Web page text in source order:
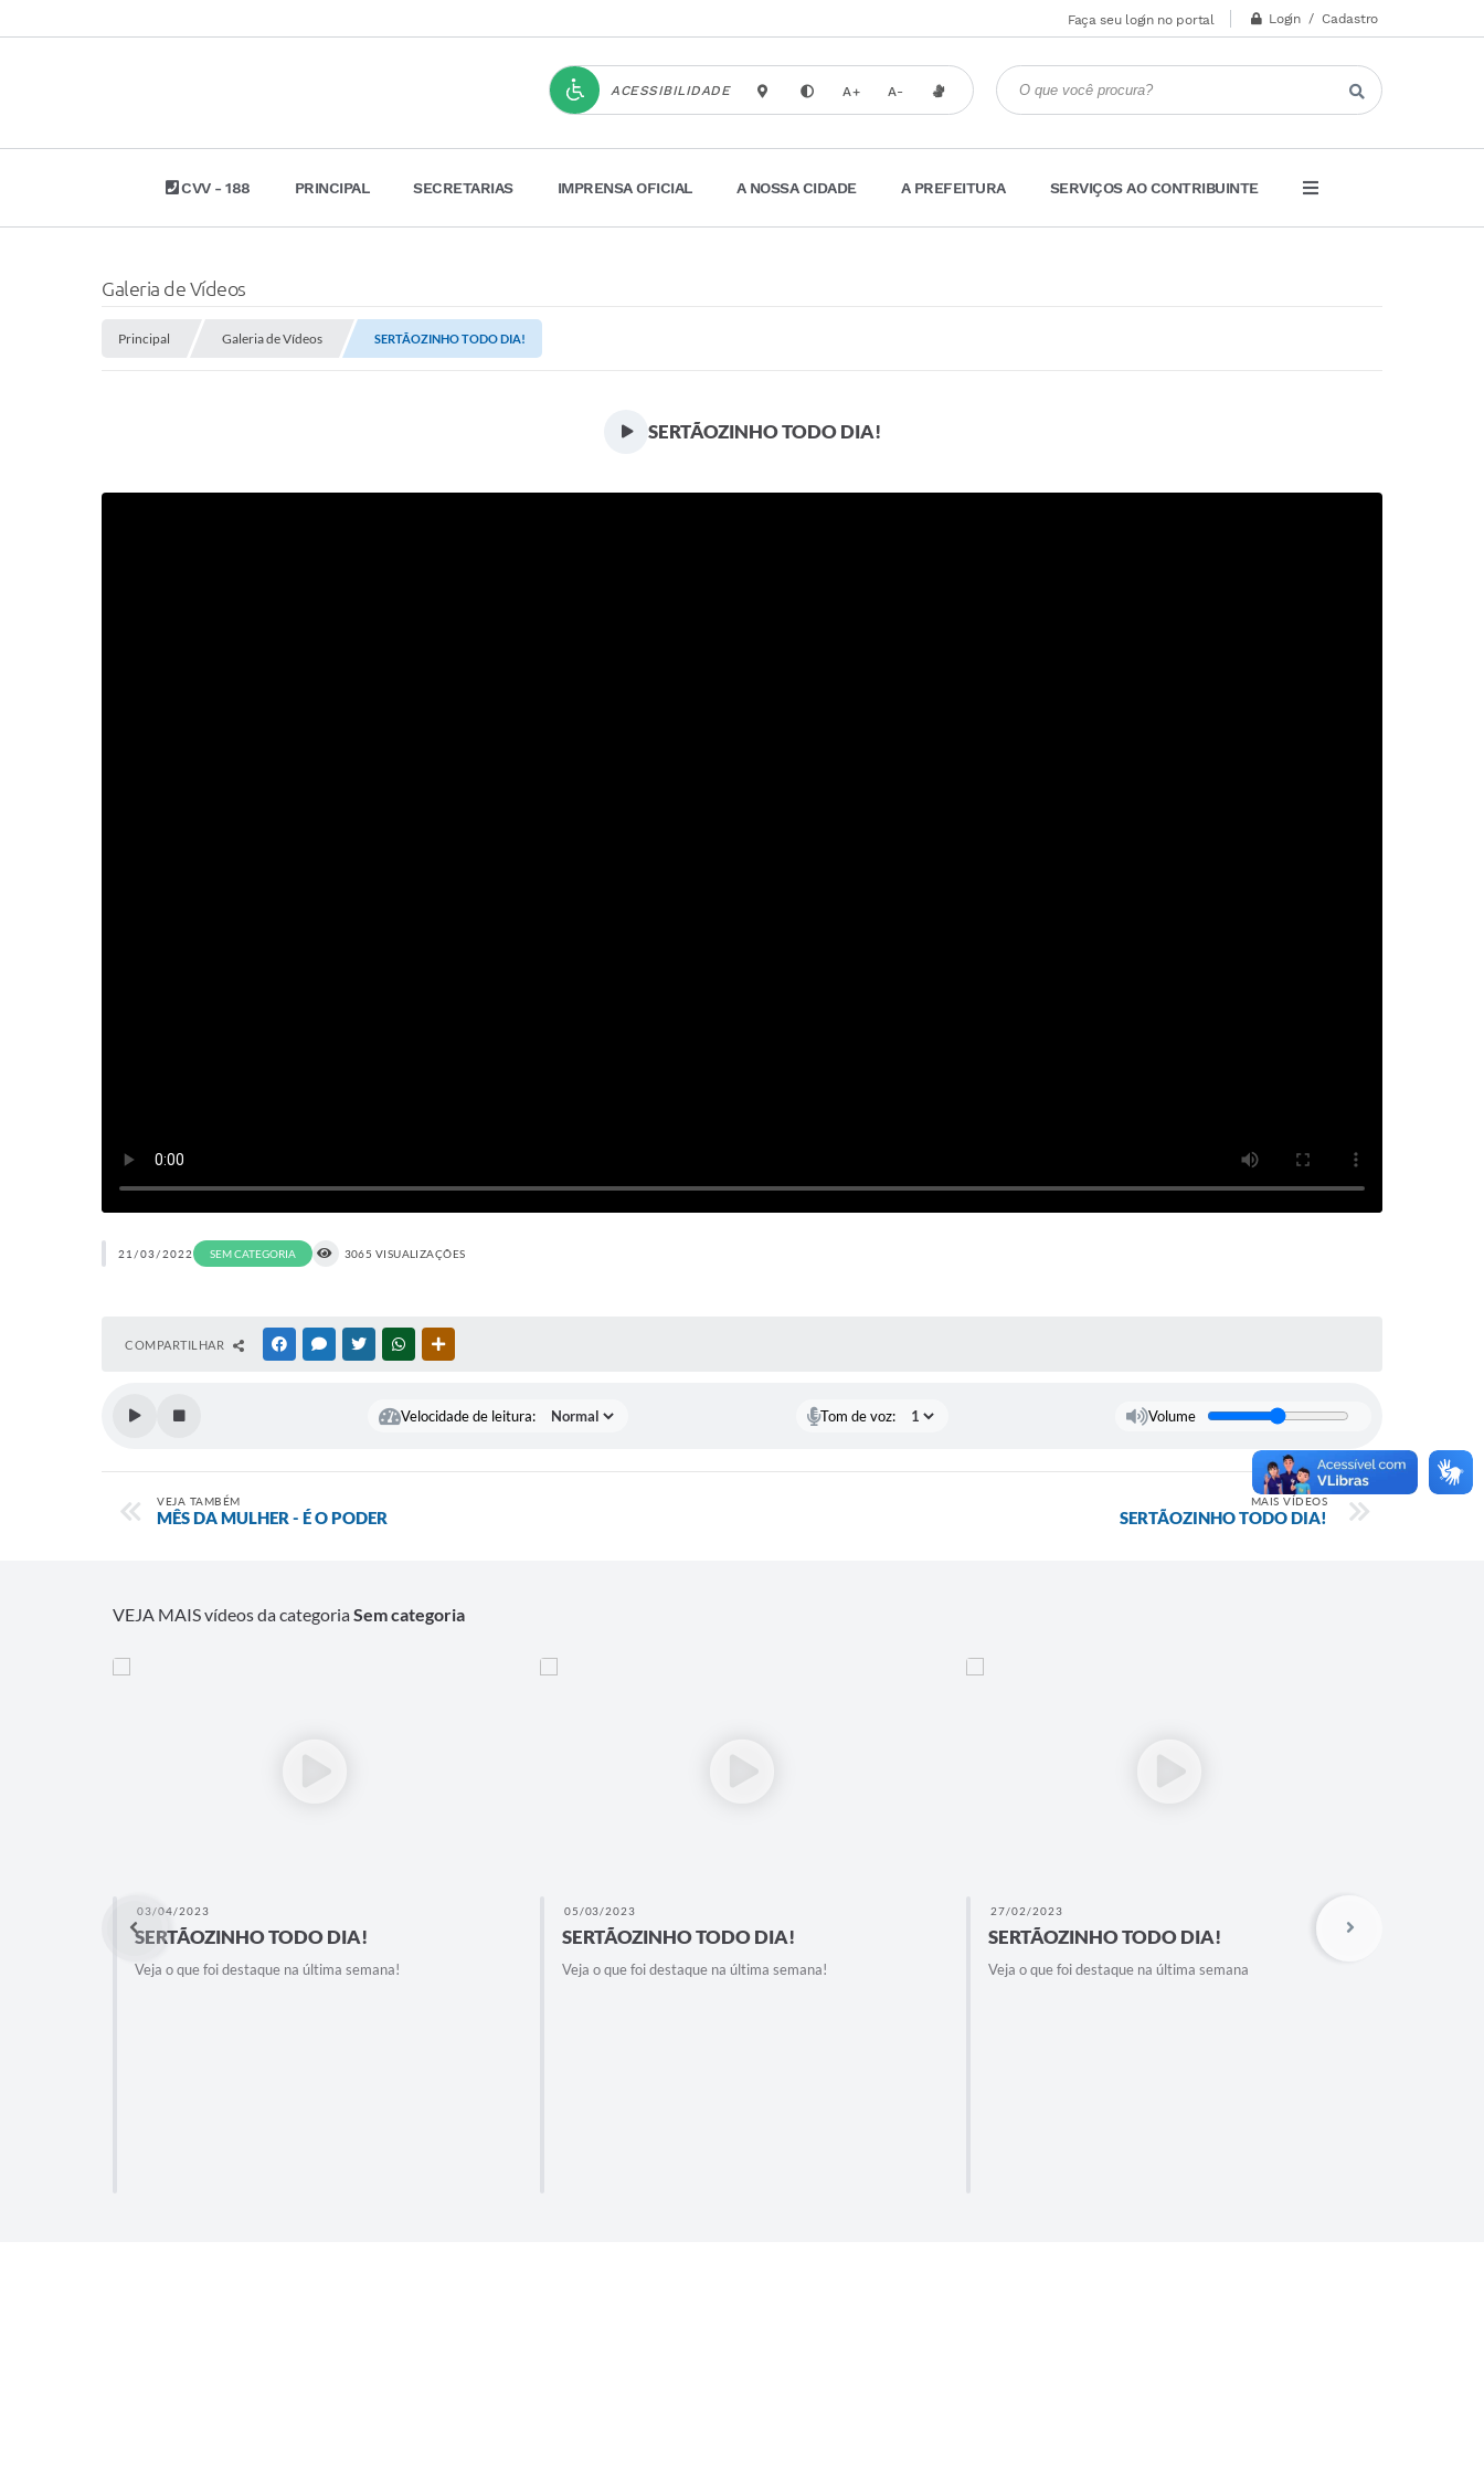
Faça seu login no portal Login / Cadastro
ACESSIBILIDADE A+ A-
CVV - 188 PRINCIPAL SECRETARIAS IMPRENSA OFICIAL A NOSSA CIDADE A PREFEITURA SERVIÇOS AO CONTRIBUINTE
Galeria de Vídeos
Principal Galeria de Vídeos SERTÃOZINHO TODO DIA!
SERTÃOZINHO TODO DIA!
21/03/2022 SEM CATEGORIA 3065 VISUALIZAÇÕES
COMPARTILHAR FACEBOOKMESSENGER
TWITTERWHATSAPP
Velocidade de leitura: Tom de voz: Volume
VEJA TAMBÉM
MÊS DA MULHER - É O PODER
MAIS VÍDEOS
SERTÃOZINHO TODO DIA!
VEJA MAIS vídeos da categoriaSem categoria
03/04/2023
SERTÃOZINHO TODO DIA!
Veja o que foi destaque na última semana!
05/03/2023
SERTÃOZINHO TODO DIA!
Veja o que foi destaque na última semana!
27/02/2023
SERTÃOZINHO TODO DIA!
Veja o que foi destaque na última semana